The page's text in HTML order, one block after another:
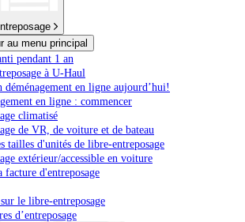
au menu principal
pendant 1 an
à U-Haul
déménagement en ligne aujourd’hui!
en ligne : commencer
climatisé
de VR, de voiture et de bateau
tailles d'unités de libre-entreposage
extérieur/accessible en voiture
facture d'entreposage
le libre-entreposage
d’entreposage